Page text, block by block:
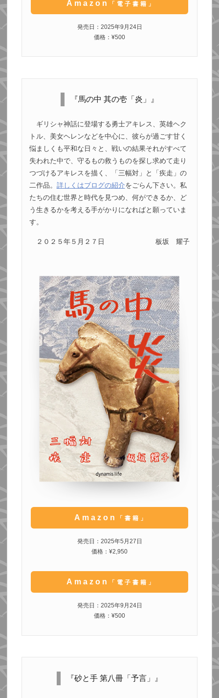
Amazon 「電子書籍」
発売日：2025年9月24日
価格：¥500
『馬の中 其の壱「炎」』
ギリシャ神話に登場する勇士アキレス、英雄ヘク
トル、美女ヘレンなどを中心に、彼らが過ごす甘く
悩ましくも平和な日々と、戦いの結果それがすべて
失われた中で、守るもの救うものを探し求めて走り
つづけるアキレスを描く、「三幅対」と「疾走」の
二作品。 詳しくはブログの紹介をごらん下さい。私
たちの住む世界と時代を見つめ、何ができるか、ど
う生きるかを考える手がかりになればと願っていま
す。
２０２５年５月２７日 板坂 耀子
Amazon 「書籍」
発売日：2025年5月27日
価格：¥2,950
Amazon 「電子書籍」
発売日：2025年9月24日
価格：¥500
『砂と手 第八冊「予言」』